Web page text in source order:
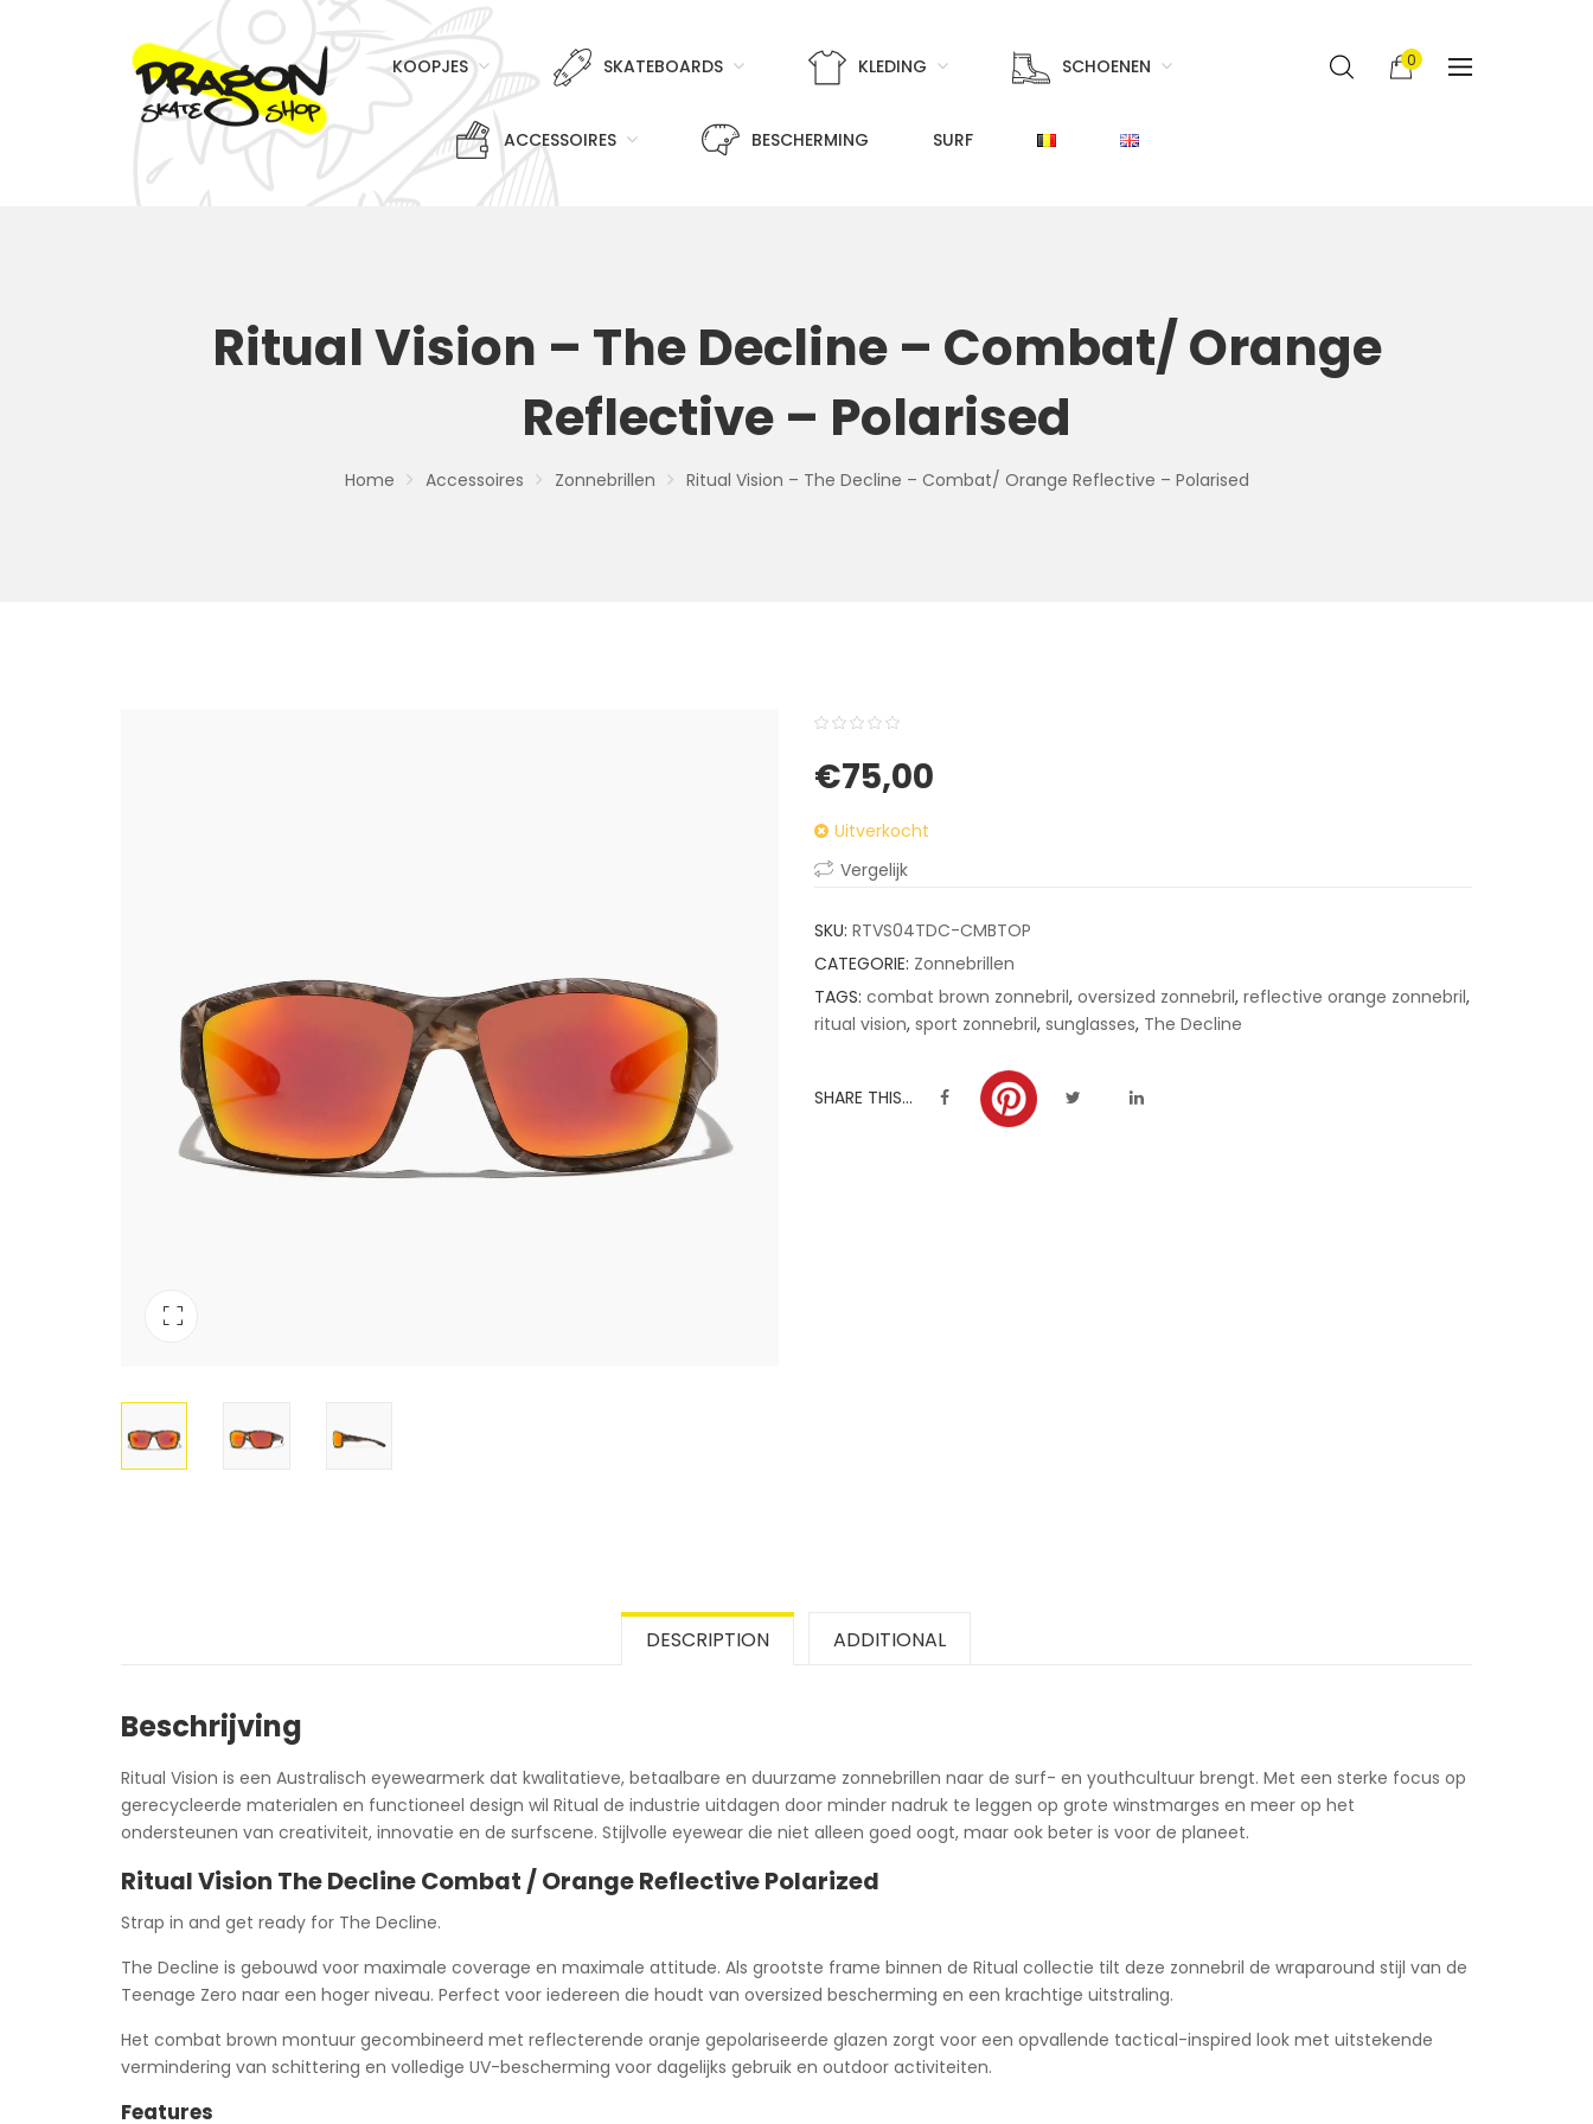
KOOPJES SKATEBOARDS KLEDING SCHOENEN
ACCESSOIRES BESCHERMING SURF
0
Ritual Vision – The Decline – Combat/ Orange
Reflective – Polarised
Home Accessoires Zonnebrillen Ritual Vision – The Decline – Combat/ Orange Reflective – Polarised
out
based
on
ratings
€75,00
Uitverkocht
Vergelijk
SKU: RTVS04TDC-CMBTOP
CATEGORIE: Zonnebrillen
TAGS: combat brown zonnebril, oversized zonnebril, reflective orange zonnebril,
ritual vision, sport zonnebril, sunglasses, The Decline
SHARE THIS...
DESCRIPTION ADDITIONAL
Beschrijving
Ritual Vision is een Australisch eyewearmerk dat kwalitatieve, betaalbare en duurzame zonnebrillen naar de surf- en youthcultuur brengt. Met een sterke focus op
gerecycleerde materialen en functioneel design wil Ritual de industrie uitdagen door minder nadruk te leggen op grote winstmarges en meer op het
ondersteunen van creativiteit, innovatie en de surfscene. Stijlvolle eyewear die niet alleen goed oogt, maar ook beter is voor de planeet.
Ritual Vision The Decline Combat / Orange Reflective Polarized
Strap in and get ready for The Decline.
The Decline is gebouwd voor maximale coverage en maximale attitude. Als grootste frame binnen de Ritual collectie tilt deze zonnebril de wraparound stijl van de
Teenage Zero naar een hoger niveau. Perfect voor iedereen die houdt van oversized bescherming en een krachtige uitstraling.
Het combat brown montuur gecombineerd met reflecterende oranje gepolariseerde glazen zorgt voor een opvallende tactical-inspired look met uitstekende
vermindering van schittering en volledige UV-bescherming voor dagelijks gebruik en outdoor activiteiten.
Features